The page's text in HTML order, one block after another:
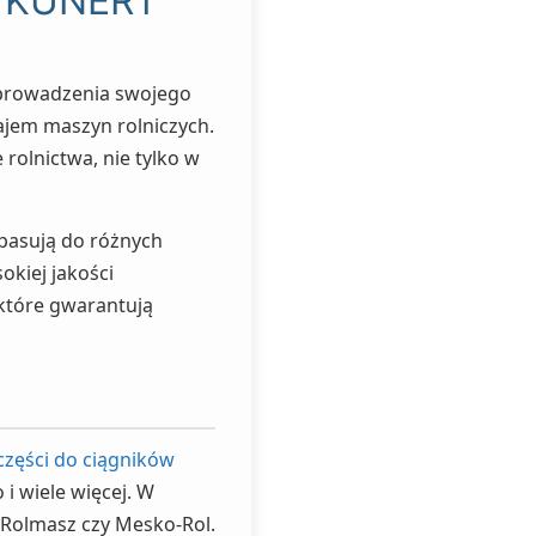
swojego
maszyn rolniczych.
rolnictwa, nie tylko w
do różnych
jakości
gwarantują
do ciągników
wiele więcej. W
czy Mesko-Rol.